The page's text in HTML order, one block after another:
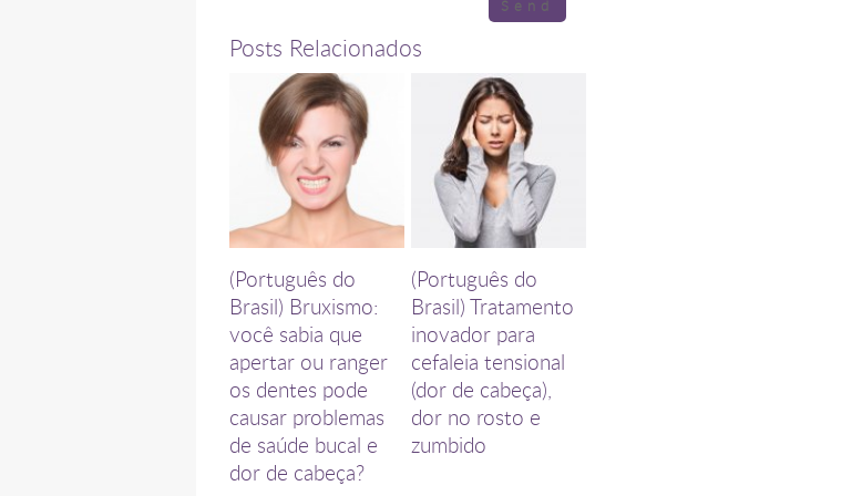
Posts Relacionados
(Português do
Brasil) Bruxismo:
você sabia que
apertar ou ranger
os dentes pode
causar problemas
de saúde bucal e
dor de cabeça?
(Português do
Brasil) Tratamento
inovador para
cefaleia tensional
(dor de cabeça),
dor no rosto e
zumbido